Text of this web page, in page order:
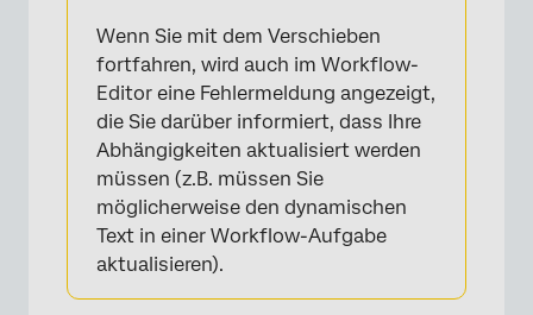
Wenn Sie mit dem Verschieben
fortfahren, wird auch im Workflow-
Editor eine Fehlermeldung angezeigt,
die Sie darüber informiert, dass Ihre
Abhängigkeiten aktualisiert werden
müssen (z.B. müssen Sie
möglicherweise den dynamischen
Text in einer Workflow-Aufgabe
aktualisieren).